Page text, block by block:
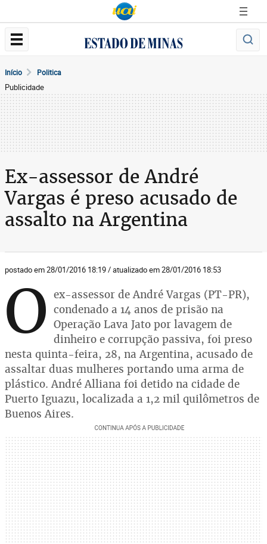
Início Politica
Publicidade
Ex-assessor de André
Vargas é preso acusado de
assalto na Argentina
postado em 28/01/2016 18:19 / atualizado em 28/01/2016 18:53
O ex-assessor de André Vargas (PT-PR),
condenado a 14 anos de prisão na
Operação Lava Jato por lavagem de
dinheiro e corrupção passiva, foi preso
nesta quinta-feira, 28, na Argentina, acusado de
assaltar duas mulheres portando uma arma de
plástico. André Alliana foi detido na cidade de
Puerto Iguazu, localizada a 1,2 mil quilômetros de
Buenos Aires.